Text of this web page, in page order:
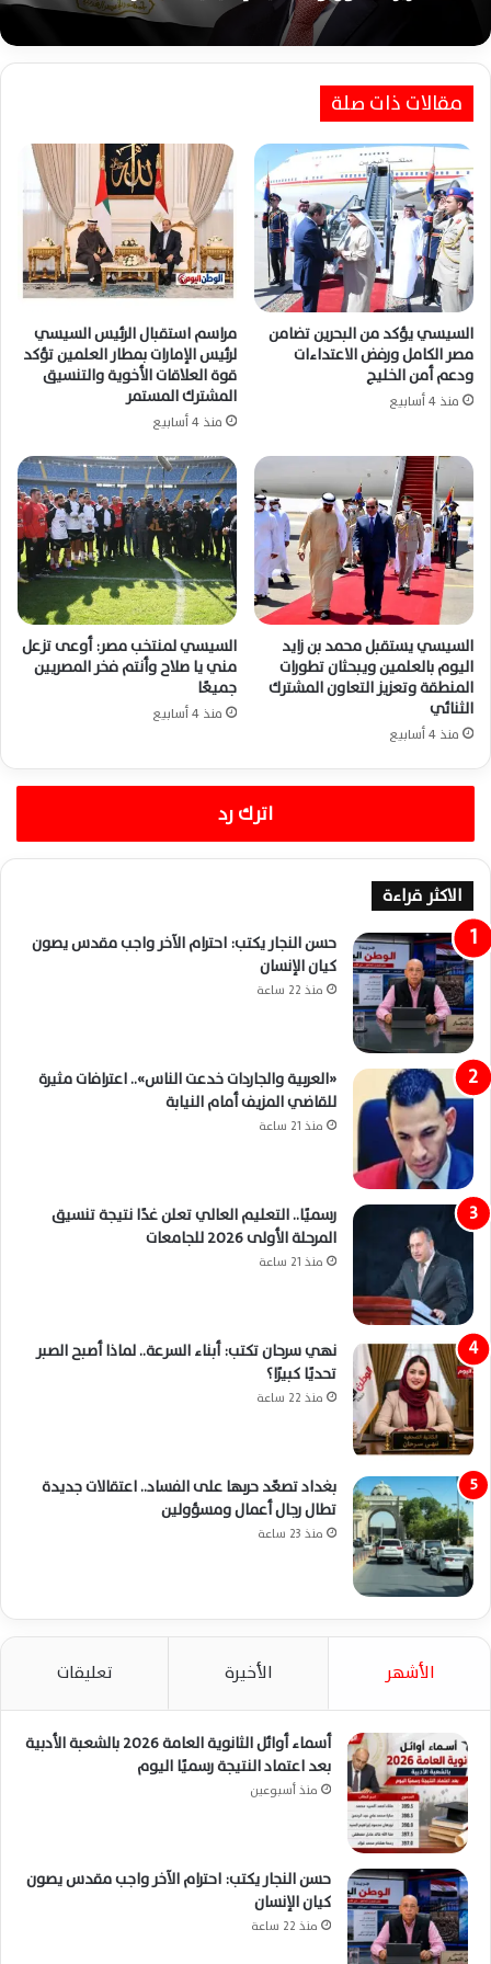
السيسي يستقبل رئيس مدغشقر اليوم لبحث
تعزيز التعاون والقضايا الإقليمية المشتركة
اعتبارًا من اليوم الثلاثاء.. قانون إعادة تنظيم جهاز
مستقبل مصر يدخل حيز التنفيذ رسميًا
مقالات ذات صلة
السيسي يؤكد من البحرين تضامن
مصر الكامل ورفض الاعتداءات
ودعم أمن الخليج
منذ 4 أسابيع
مراسم استقبال الرئيس السيسي
لرئيس الإمارات بمطار العلمين تؤكد
قوة العلاقات الأخوية والتنسيق
المشترك المستمر
منذ 4 أسابيع
السيسي يستقبل محمد بن زايد
اليوم بالعلمين ويبحثان تطورات
المنطقة وتعزيز التعاون المشترك
الثنائي
منذ 4 أسابيع
السيسي لمنتخب مصر: أوعى تزعل
مني يا صلاح وأنتم فخر المصريين
جميعًا
منذ 4 أسابيع
اترك رد
الاكثر قراءة
حسن النجار يكتب: احترام الآخر واجب مقدس يصون
كيان الإنسان
منذ 22 ساعة
«العربية والجاردات خدعت الناس».. اعترافات مثيرة
للقاضي المزيف أمام النيابة
منذ 21 ساعة
رسميًا.. التعليم العالي تعلن غدًا نتيجة تنسيق
المرحلة الأولى 2026 للجامعات
منذ 21 ساعة
نهي سرحان تكتب: أبناء السرعة.. لماذا أصبح الصبر
تحديًا كبيرًا؟
منذ 22 ساعة
بغداد تصعّد حربها على الفساد.. اعتقالات جديدة
تطال رجال أعمال ومسؤولين
منذ 23 ساعة
الأشهر الأخيرة تعليقات
أسماء أوائل الثانوية العامة 2026 بالشعبة الأدبية
بعد اعتماد النتيجة رسميًا اليوم
منذ أسبوعين
حسن النجار يكتب: احترام الآخر واجب مقدس يصون
كيان الإنسان
منذ 22 ساعة